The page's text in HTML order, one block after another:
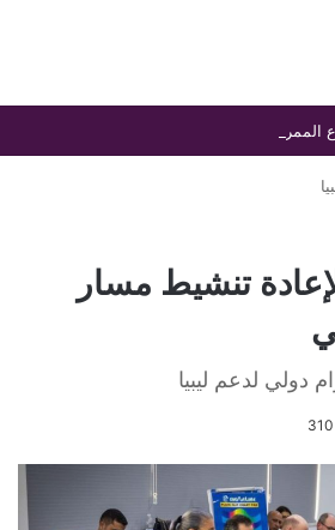
تنشيط مسار
دولي لدعم ليبيا
310